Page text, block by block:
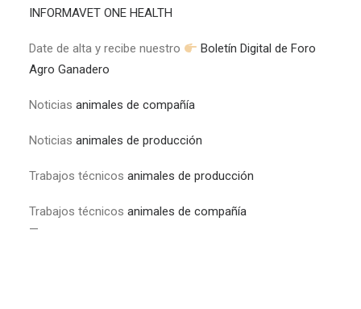
INFORMAVET ONE HEALTH
Date de alta y recibe nuestro
Boletín Digital de Foro
Agro Ganadero
Noticias animales de compañía
Noticias animales de producción
Trabajos técnicos animales de producción
Trabajos técnicos animales de compañía
—